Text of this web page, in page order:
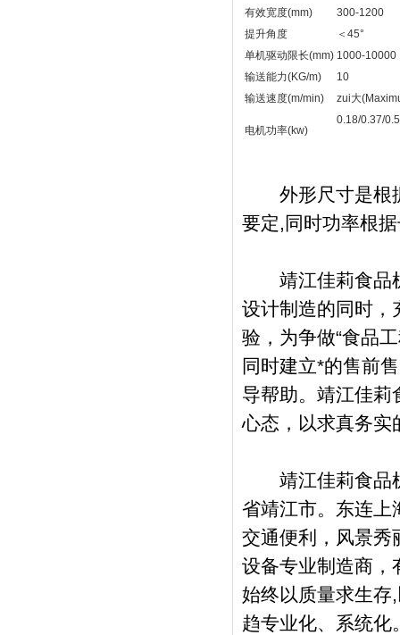
有效宽度(mm)
300-1200
提升角度
＜45°
单机驱动限长(mm) 1000-10000
输送能力(KG/m)
10
输送速度(m/min)
zui大
电机功率(kw)
0.18/0.37/
外形尺寸是根据
要定,同时功率根
靖江佳莉食品机
设计制造的同时，
验，为争做“食品
同时建立*的售前
导帮助。靖江佳莉
心态，以求真务实
靖江佳莉食品机
省靖江市。东连上
交通便利，风景秀
设备专业制造商，
始终以质量求生存
趋专业化、系统化